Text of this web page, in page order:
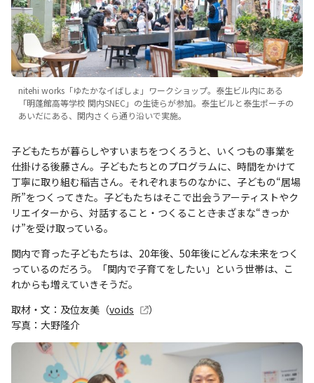
nitehi works「ゆたかなイばしょ」ワークショップ。泰生ビル内にある
「明蓬館高等学校 関内SNEC」の生徒らが参加。泰生ビルと泰生ポーチの
あいだにある、関内さくら通り沿いで実施。
子どもたちが暮らしやすいまちをつくろうと、いくつもの事業を
仕掛ける後藤さん。子どもたちとのプログラムに、時間をかけて
丁寧に取り組む稲吉さん。それぞれまちのなかに、子どもの“居場
所”をつくってきた。子どもたちはそこで出会うアーティストやク
リエイターから、対話すること・つくること――さまざまな“きっか
け”を受け取っている。
関内で育った子どもたちは、20年後、50年後にどんな未来をつく
っているのだろう。「関内で子育てをしたい」という世帯は、こ
れからも増えていきそうだ。
取材・文：及位友美（voids
）
写真：大野隆介